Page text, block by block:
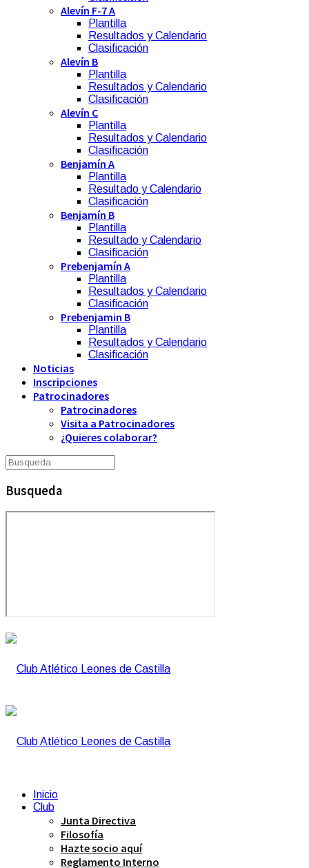
Alevín F-7 A
Plantilla
Resultados y Calendario
Clasificación
Alevín B
Plantilla
Resultados y Calendario
Clasificación
Alevín C
Plantilla
Resultados y Calendario
Clasificación
Benjamín A
Plantilla
Resultado y Calendario
Clasificación
Benjamín B
Plantilla
Resultado y Calendario
Clasificación
Prebenjamín A
Plantilla
Resultados y Calendario
Clasificación
Prebenjamin B
Plantilla
Resultados y Calendario
Clasificación
Noticias
Inscripciones
Patrocinadores
Patrocinadores
Visita a Patrocinadores
¿Quieres colaborar?
Busqueda
Inicio
Club
Junta Directiva
Filosofía
Hazte socio aquí
Reglamento Interno